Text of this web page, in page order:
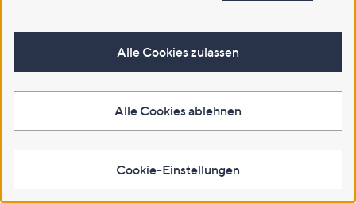
Alle Cookies zulassen
Alle Cookies ablehnen
Cookie-Einstellungen